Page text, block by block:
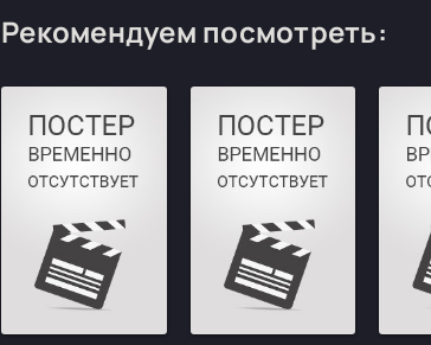
Рекомендуем посмотреть: